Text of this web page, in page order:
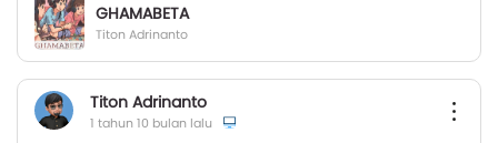
GHAMABETA
Titon Adrinanto
Titon Adrinanto
1 tahun 10 bulan lalu